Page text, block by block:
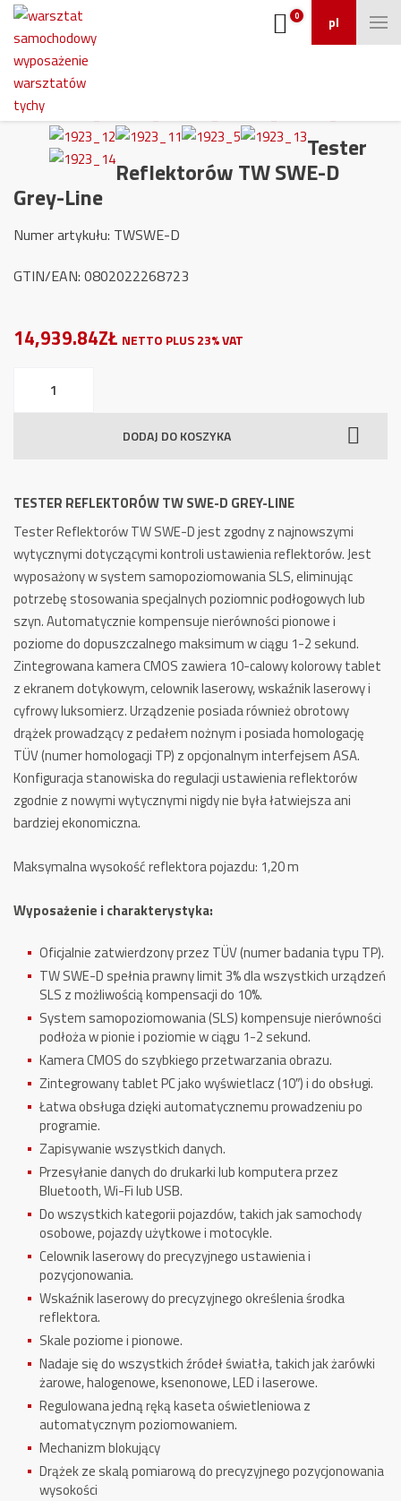
pl
0
Tester
Reflektorów TW SWE-D
Grey-Line
Numer artykułu: TWSWE-D
GTIN/EAN: 0802022268723
14,939.84ZŁ NETTO PLUS 23% VAT
Grey-
Line
DODAJ DO KOSZYKA
TESTER REFLEKTORÓW TW SWE-D GREY-LINE
Tester Reflektorów TW SWE-D jest zgodny z najnowszymi
wytycznymi dotyczącymi kontroli ustawienia reflektorów. Jest
wyposażony w system samopoziomowania SLS, eliminując
potrzebę stosowania specjalnych poziomnic podłogowych lub
szyn. Automatycznie kompensuje nierówności pionowe i
poziome do dopuszczalnego maksimum w ciągu 1-2 sekund.
Zintegrowana kamera CMOS zawiera 10-calowy kolorowy tablet
z ekranem dotykowym, celownik laserowy, wskaźnik laserowy i
cyfrowy luksomierz. Urządzenie posiada również obrotowy
drążek prowadzący z pedałem nożnym i posiada homologację
TÜV (numer homologacji TP) z opcjonalnym interfejsem ASA.
Konfiguracja stanowiska do regulacji ustawienia reflektorów
zgodnie z nowymi wytycznymi nigdy nie była łatwiejsza ani
bardziej ekonomiczna.
Maksymalna wysokość reflektora pojazdu: 1,20 m
Wyposażenie i charakterystyka:
Oficjalnie zatwierdzony przez TÜV (numer badania typu TP).
TW SWE-D spełnia prawny limit 3% dla wszystkich urządzeń
SLS z możliwością kompensacji do 10%.
System samopoziomowania (SLS) kompensuje nierówności
podłoża w pionie i poziomie w ciągu 1-2 sekund.
Kamera CMOS do szybkiego przetwarzania obrazu.
Zintegrowany tablet PC jako wyświetlacz (10″) i do obsługi.
Łatwa obsługa dzięki automatycznemu prowadzeniu po
programie.
Zapisywanie wszystkich danych.
Przesyłanie danych do drukarki lub komputera przez
Bluetooth, Wi-Fi lub USB.
Do wszystkich kategorii pojazdów, takich jak samochody
osobowe, pojazdy użytkowe i motocykle.
Celownik laserowy do precyzyjnego ustawienia i
pozycjonowania.
Wskaźnik laserowy do precyzyjnego określenia środka
reflektora.
Skale poziome i pionowe.
Nadaje się do wszystkich źródeł światła, takich jak żarówki
żarowe, halogenowe, ksenonowe, LED i laserowe.
Regulowana jedną ręką kaseta oświetleniowa z
automatycznym poziomowaniem.
Mechanizm blokujący
Drążek ze skalą pomiarową do precyzyjnego pozycjonowania
wysokości